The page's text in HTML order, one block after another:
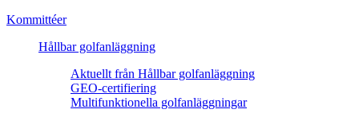
Kommittéer
Hållbar golfanläggning
Aktuellt från Hållbar golfanläggning
GEO-certifiering
Multifunktionella golfanläggningar